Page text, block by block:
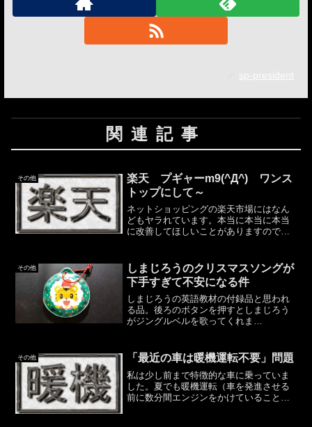
sp-president
関連記事
その他
楽天 プギャーm9(^Д^) ワンス
トップにして～
ネットショッピングの楽天市場にはなん
どもヤラれています。本当に本当に本当
に改善してほしいことがありますので書
文が完結しないことがあるのです。例え
ば、コンタクトレンズを買...
その他
しまじろうのクリスマスソングが
下手すぎて不安になる件
しまじろうの英語教材の付録品と思われ
る品。後ろのボタンを押すとしまじろう
がジングルベルを歌ってくれま
特過ぎます。苦しそう前はこんな感じじ
ゃなかったと思うのですが。もう５...
その他 「最近の車は暖機運転不要」問題
私は少し前まで特徴的な車に乗っていま
した。夏でも暖機運転（車を発進させる
前に数分間エンジンをかけていること